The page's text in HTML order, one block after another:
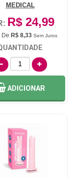
MEDICAL
R$ 24,99
De R$ 8,33 Sem Juros
ADICIONAR